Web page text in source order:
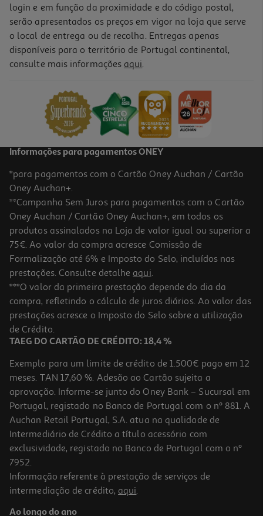
-58%
Det. Roupa Máq. Persil Color 105d
Price reduced from
14,39 €
-55%
4.4
Detergente Roupa Máquina Liquído Skip Sensitive 76d
0.15 €/Dose
Price reduced from
25,99 €to
11,69 €
Promoção
-55%
Det. Roupa Máq. Persil Expert Lavanda 80d
login e em função da proximidade e do código postal,
serão apresentados os preços em vigor na loja que serve
o local de entrega ou de recolha. Entregas apenas
disponíveis para o território de Portugal continental,
consulte mais informações aqui.
Informações para pagamentos ONEY
*para pagamentos com o Cartão Oney Auchan / Cartão
Oney Auchan+.
**Campanha Sem Juros para pagamentos com o Cartão
Oney Auchan / Cartão Oney Auchan+, em todos os
produtos assinalados na Loja de valor igual ou superior a
75€. Ao valor da compra acresce Comissão de
Formalização até 6% e Imposto do Selo, incluídos nas
prestações. Consulte detalhe aqui.
***O valor da primeira prestação depende do dia da
compra, refletindo o cálculo de juros diários. Ao valor das
prestações acresce o Imposto do Selo sobre a utilização
de Crédito.
TAEG DO CARTÃO DE CRÉDITO: 18,4 %
Exemplo para um limite de crédito de 1.500€ pago em 12
meses. TAN 17,60 %. Adesão ao Cartão sujeita a
aprovação. Informe-se junto do Oney Bank – Sucursal em
Portugal, registado no Banco de Portugal com o nº 881. A
Auchan Retail Portugal, S.A. atua na qualidade de
Intermediário de Crédito a título acessório com
exclusividade, registado no Banco de Portugal com o nº
7952.
Informação referente à prestação de serviços de
intermediação de crédito, aqui.
Ao longo do ano